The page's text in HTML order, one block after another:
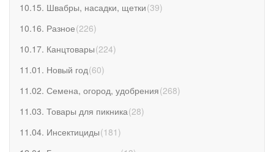
10.15. Швабры, насадки, щетки(39)
10.16. Разное(226)
10.17. Канцтовары(224)
11.01. Новый год(60)
11.02. Семена, огород, удобрения(268)
11.03. Товары для пикника(28)
11.04. Инсектициды(181 )